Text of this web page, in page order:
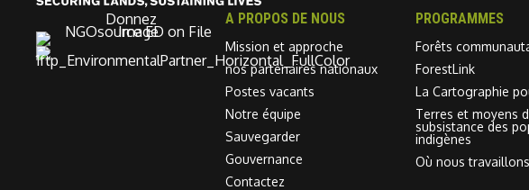
Donnez A PROPOS DE NOUS
Mission et approche
nos partenaires nationaux
Postes vacants
Notre équipe
Sauvegarder
Gouvernance
Contactez
PROGRAMMES
Forêts
ForestLink
La Cartographie
Terres et moyens
subsistance des
indigènes
Où nous travaillons